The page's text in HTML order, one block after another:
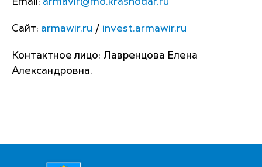
Email: armavir@mo.krasnodar.ru
Сайт: armawir.ru / invest.armawir.ru
Контактное лицо: Лавренцова Елена
Александровна.